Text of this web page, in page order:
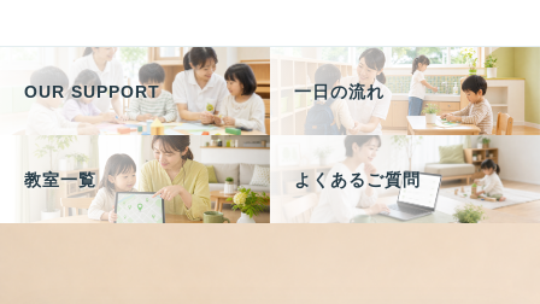
OUR SUPPORT 一日の流れ
教室一覧 よくあるご質問